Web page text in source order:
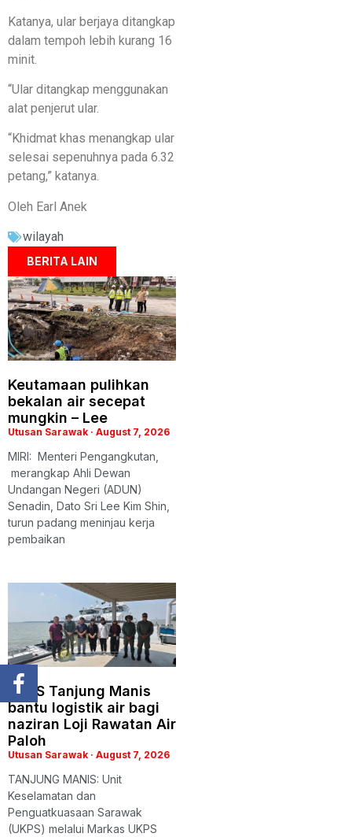
Katanya, ular berjaya ditangkap
dalam tempoh lebih kurang 16
minit.
“Ular ditangkap menggunakan
alat penjerut ular.
“Khidmat khas menangkap ular
selesai sepenuhnya pada 6.32
petang,” katanya.
Oleh Earl Anek
wilayah
BERITA LAIN
Keutamaan pulihkan
bekalan air secepat
mungkin – Lee
Utusan Sarawak August 7, 2026
MIRI: Menteri Pengangkutan,
merangkap Ahli Dewan
Undangan Negeri (ADUN)
Senadin, Dato Sri Lee Kim Shin,
turun padang meninjau kerja
pembaikan
UKPS Tanjung Manis
bantu logistik air bagi
naziran Loji Rawatan Air
Paloh
Utusan Sarawak August 7, 2026
TANJUNG MANIS: Unit
Keselamatan dan
Penguatkuasaan Sarawak
(UKPS) melalui Markas UKPS